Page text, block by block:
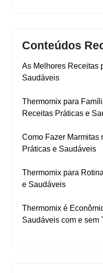
Conteúdos
As Melhores Receitas
Saudáveis
Thermomix para
Receitas Práticas e
Como Fazer Marmitas
Práticas e Saudáveis
Thermomix para
e Saudáveis
Thermomix é
Saudáveis com e sem